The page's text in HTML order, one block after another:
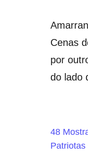
Cenas
por
do lado
48
Patriotas